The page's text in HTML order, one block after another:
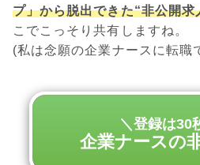
プ」から脱出できた“非公開求
こでこっそり共有しますね。
(私は念願の企業ナースに転職
＼登録は30
企業ナースの